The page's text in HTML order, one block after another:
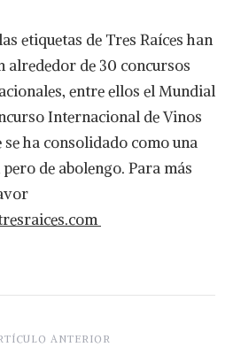
etiquetas de Tres Raíces han
alrededor de 30 concursos
entre ellos el Mundial
Internacional de Vinos
se ha consolidado como una
de abolengo. Para más
ANTERIOR